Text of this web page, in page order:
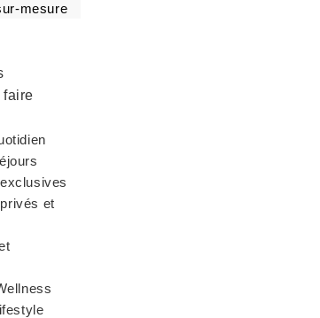
mesure
faire
et
reserved